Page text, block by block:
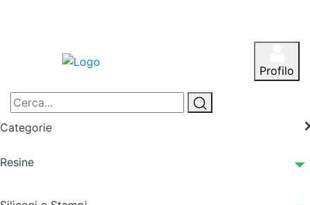
Profilo
Categorie
Resine